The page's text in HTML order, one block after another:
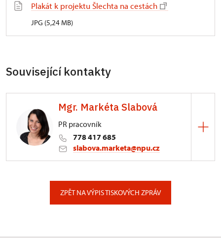
Plakát k projektu Šlechta na cestách
JPG (5,24 MB)
Související kontakty
Mgr. Markéta Slabová
PR pracovník
778 417 685
slabova.marketa@npu.cz
ZPĚT NA VÝPIS TISKOVÝCH ZPRÁV